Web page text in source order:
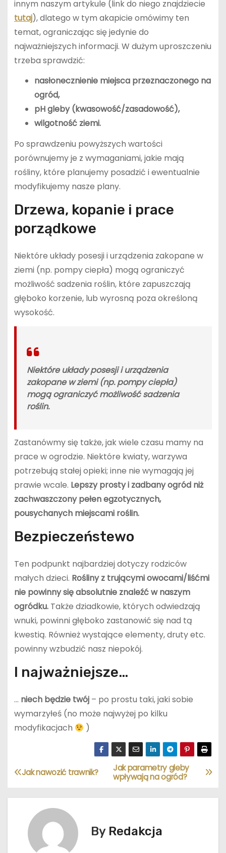
innym naszym artykule (link do niego znajdziecie
tutaj), dlatego w tym akapicie omówimy ten
temat, ograniczając się jedynie do
najważniejszych informacji. W dużym uproszczeniu
trzeba sprawdzić:
nasłonecznienie miejsca przeznaczonego na
ogród,
pH gleby (kwasowość/zasadowość),
wilgotność ziemi.
Po sprawdzeniu powyższych wartości
porównujemy je z wymaganiami, jakie mają
rośliny, które planujemy posadzić i ewentualnie
modyfikujemy nasze plany.
Drzewa, kopanie i prace
porządkowe
Niektóre układy posesji i urządzenia zakopane w
ziemi (np. pompy ciepła) mogą ograniczyć
możliwość sadzenia roślin, które zapuszczają
głęboko korzenie, lub wyrosną poza określoną
wysokość.
Niektóre układy posesji i urządzenia
zakopane w ziemi (np. pompy ciepła)
mogą ograniczyć możliwość sadzenia
roślin.
Zastanówmy się także, jak wiele czasu mamy na
prace w ogrodzie. Niektóre kwiaty, warzywa
potrzebują stałej opieki; inne nie wymagają jej
prawie wcale. Lepszy prosty i zadbany ogród niż
zachwaszczony pełen egzotycznych,
pousychanych miejscami roślin.
Bezpieczeństewo
Ten podpunkt najbardziej dotyczy rodziców
małych dzieci. Rośliny z trującymi owocami/liśćmi
nie powinny się absolutnie znaleźć w naszym
ogródku. Także dziadkowie, których odwiedzają
wnuki, powinni głęboko zastanowić się nad tą
kwestią. Również wystające elementy, druty etc.
powinny wzbudzić nasz niepokój.
I najważniejsze…
… niech będzie twój– po prostu taki, jaki sobie
wymarzyłeś (no może najwyżej po kilku
modyfikacjach
)
N
a
Jak parametry gleby
wpływają na ogród?
Jak nawozić trawnik?
By Redakcja